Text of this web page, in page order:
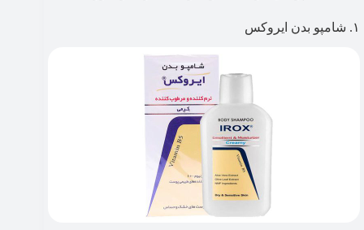
۱. شامپو بدن ایروکس